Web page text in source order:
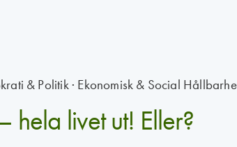
& Politik· Ekonomisk & Social
hela livet ut! Eller?